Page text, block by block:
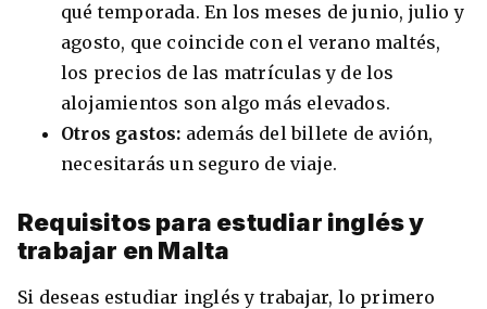
qué temporada. En los meses de junio, julio y
agosto, que coincide con el verano maltés,
los precios de las matrículas y de los
alojamientos son algo más elevados.
Otros gastos: además del billete de avión,
necesitarás un seguro de viaje.
Requisitos para estudiar inglés y
trabajar en Malta
Si deseas estudiar inglés y trabajar, lo primero